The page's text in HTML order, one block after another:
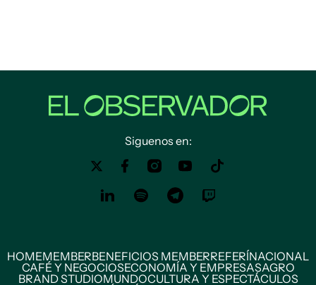
Siguenos en:
HOMEMEMBERBENEFICIOS MEMBERREFERÍNACIONAL
CAFÉ Y NEGOCIOSECONOMÍA Y EMPRESASAGRO
BRAND STUDIOMUNDOCULTURA Y ESPECTÁCULOS